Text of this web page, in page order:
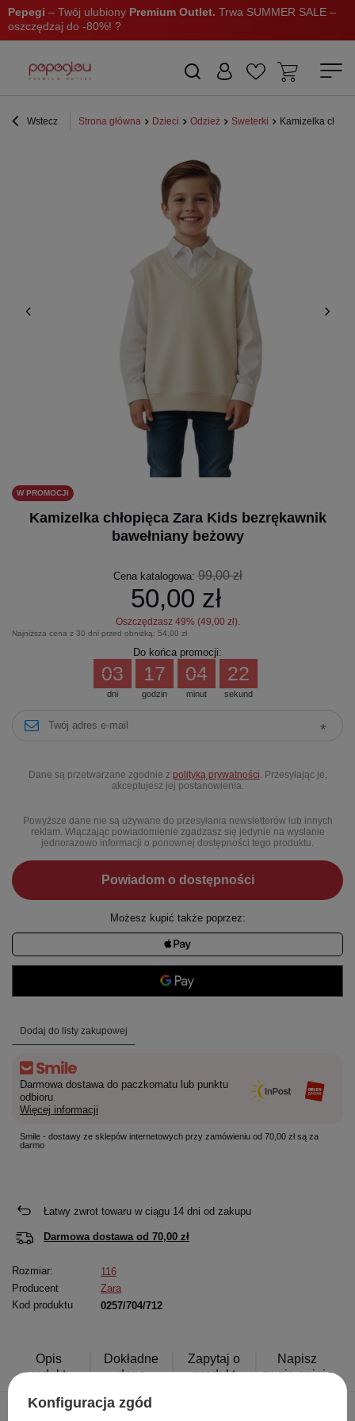
Pepegi – Twój ulubiony Premium Outlet. Trwa SUMMER SALE –
oszczędzaj do -80%! ?
Wstecz Strona główna Dzieci Odzież Sweterki Kamizelka
W PROMOCJI
Kamizelka chłopięca Zara Kids bezrękawnik
bawełniany beżowy
Cena katalogowa:99,00 zł
50,00 zł
Oszczędzasz 49% (49,00 zł).
Najniższa cena z 30 dni przed obniżką: 54,00 zł
Do końca promocji:
dni
03
godzin
17
minut
04
sekund
22
Dane są przetwarzane zgodnie z polityką prywatności . Przesyłając je,
akceptujesz jej postanowienia.
Powyższe dane nie są używane do przesyłania newsletterów lub innych
reklam. Włączając powiadomienie zgadzasz się jedynie na wysłanie
jednorazowo informacji o ponownej dostępności tego produktu.
Powiadom o dostępności
Możesz kupić także poprzez:
Dodaj do listy zakupowej
Darmowa dostawa do paczkomatu lub punktu
odbioru
Więcej informacji
Smile - dostawy ze sklepów internetowych przy zamówieniu od 70,00 zł są za
darmo
Łatwy zwrot towaru w ciągu 14 dni od zakupu
Darmowa dostawa od 70,00 zł
Rozmiar:
116
Producent
Zara
Kod produktu
0257/704/712
Opis
produktu
Dokładne
dane
Zapytaj o
produkt
Napisz
swoją opinię
Konfiguracja zgód